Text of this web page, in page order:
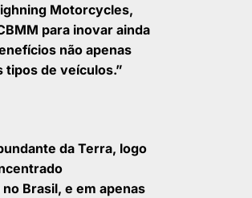
Motorcycles,
para inovar ainda
não apenas
tipos de veículos.”
da Terra, logo
Brasil, e em apenas